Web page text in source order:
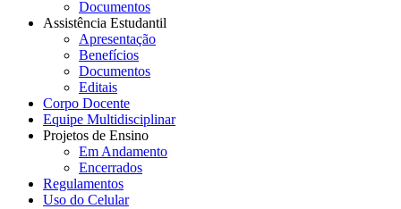
Documentos
Assistência Estudantil
Apresentação
Benefícios
Documentos
Editais
Corpo Docente
Equipe Multidisciplinar
Projetos de Ensino
Em Andamento
Encerrados
Regulamentos
Uso do Celular